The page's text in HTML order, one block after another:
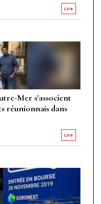
Lire
Mer s'associent
réunionnais dans
Lire